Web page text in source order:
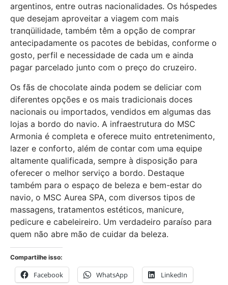
argentinos, entre outras nacionalidades. Os hóspedes
que desejam aproveitar a viagem com mais
tranqüilidade, também têm a opção de comprar
antecipadamente os pacotes de bebidas, conforme o
gosto, perfil e necessidade de cada um e ainda
pagar parcelado junto com o preço do cruzeiro.
Os fãs de chocolate ainda podem se deliciar com
diferentes opções e os mais tradicionais doces
nacionais ou importados, vendidos em algumas das
lojas a bordo do navio. A infraestrutura do MSC
Armonia é completa e oferece muito entretenimento,
lazer e conforto, além de contar com uma equipe
altamente qualificada, sempre à disposição para
oferecer o melhor serviço a bordo. Destaque
também para o espaço de beleza e bem-estar do
navio, o MSC Aurea SPA, com diversos tipos de
massagens, tratamentos estéticos, manicure,
pedicure e cabeleireiro. Um verdadeiro paraíso para
quem não abre mão de cuidar da beleza.
Compartilhe isso:
Facebook WhatsApp LinkedIn